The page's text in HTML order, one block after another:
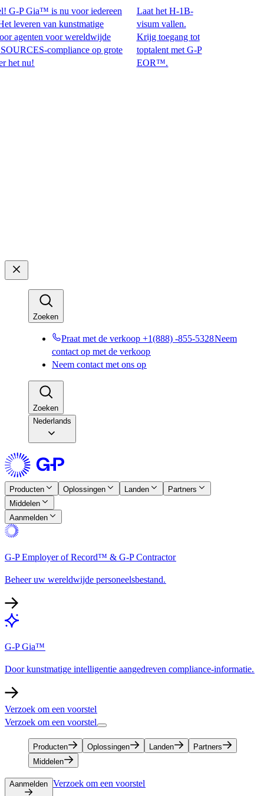
Gia™ is nu voor iedereen
van kunstmatige
voor wereldwijde
compliance op grote
nu!​​
Laat het H-1B-
visum vallen.
Krijg toegang tot
toptalent met G-P
EOR™.​​
Zoeken​​
Praat met de verkoop +1(888) -855-5328​​Neem
contact op met de verkoop​​
Neem contact met ons op​​
Zoeken​​
Nederlands
Producten​​ Oplossingen​​ Landen​​
Partners​​
Middelen​​
Aanmelden​​
G-P Employer of Record™ & G-P Contractor​​
Beheer uw wereldwijde personeelsbestand.​​
G-P Gia™​​
Door kunstmatige intelligentie aangedreven compliance-informatie.​​
Verzoek om een voorstel​​
Verzoek om een voorstel​​
Producten​​ Oplossingen​​ Landen​​
Partners​​
Middelen​​
Aanmelden​​ Verzoek om een voorstel​​